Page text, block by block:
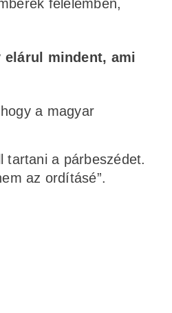
félelemben,
elárul mindent, ami
a magyar
tartani a párbeszédet.
az ordításé”.